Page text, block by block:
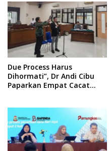
Due Process Harus
Dihormati”, Dr Andi Cibu
Paparkan Empat Cacat